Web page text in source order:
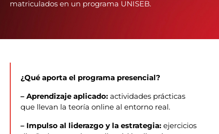
matriculados en un programa UNISEB.
¿Qué aporta el programa presencial?
– Aprendizaje aplicado: actividades prácticas
que llevan la teoría online al entorno real.
– Impulso al liderazgo y la estrategia: ejercicios